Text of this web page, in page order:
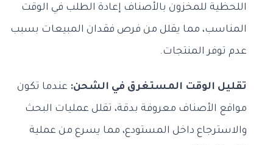
اللحظية للمخزون بالأصناف إعادة الطلب في الوقت
المناسب، مما يقلل من فرص فقدان المبيعات بسبب
عدم توفر المنتجات.
تقليل الوقت المستغرق في الشحن: عندما تكون
مواقع الأصناف معروفة بدقة، تقلل عمليات البحث
والاسترجاع داخل المستودع، مما يسرع من عملية